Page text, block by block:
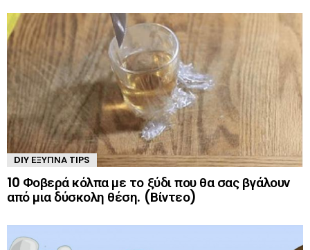
DIY ΈΞΥΠΝΑ TIPS
10 Φοβερά κόλπα με το ξύδι που θα σας βγάλουν
από μια δύσκολη θέση. (Βίντεο)